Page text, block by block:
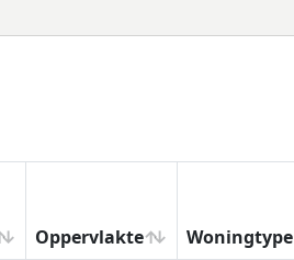
Oppervlakte Woningtype